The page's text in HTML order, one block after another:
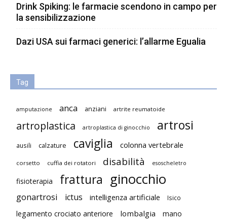
Drink Spiking: le farmacie scendono in campo per
la sensibilizzazione
Dazi USA sui farmaci generici: l’allarme Egualia
Tag
amputazione anca anziani artrite reumatoide
artroplastica artroplastica di ginocchio artrosi
ausili calzature caviglia colonna vertebrale
corsetto cuffia dei rotatori disabilità esoscheletro
fisioterapia frattura ginocchio
gonartrosi ictus intelligenza artificiale Isico
legamento crociato anteriore lombalgia
mano